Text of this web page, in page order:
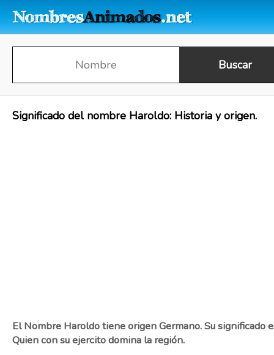
Significado del nombre Haroldo: Historia y origen.
El Nombre Haroldo tiene origen Germano. Su significado
Quien con su ejercito domina la región.